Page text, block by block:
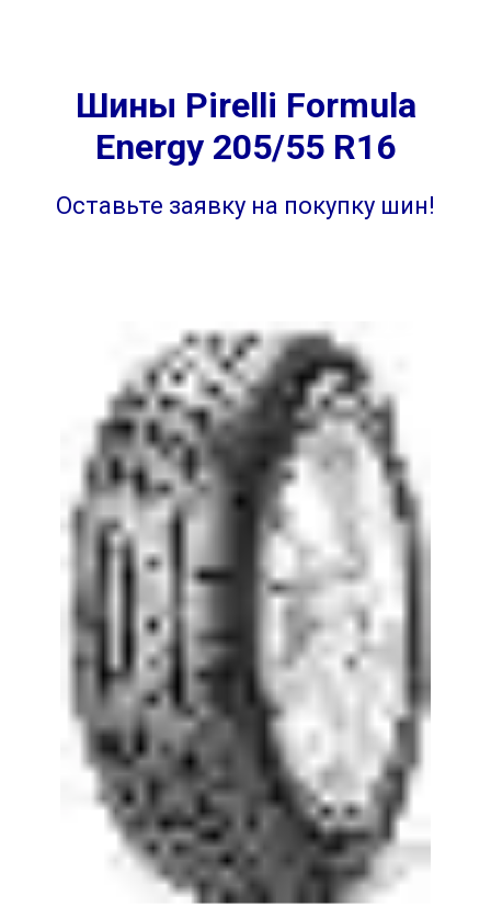
Шины Pirelli Formula
Energy 205/55 R16
Оставьте заявку на покупку шин!